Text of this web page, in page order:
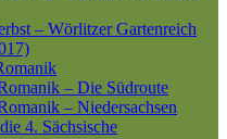
– Wörlitzer Gartenreich
– Die Südroute
– Niedersachsen
4. Sächsische